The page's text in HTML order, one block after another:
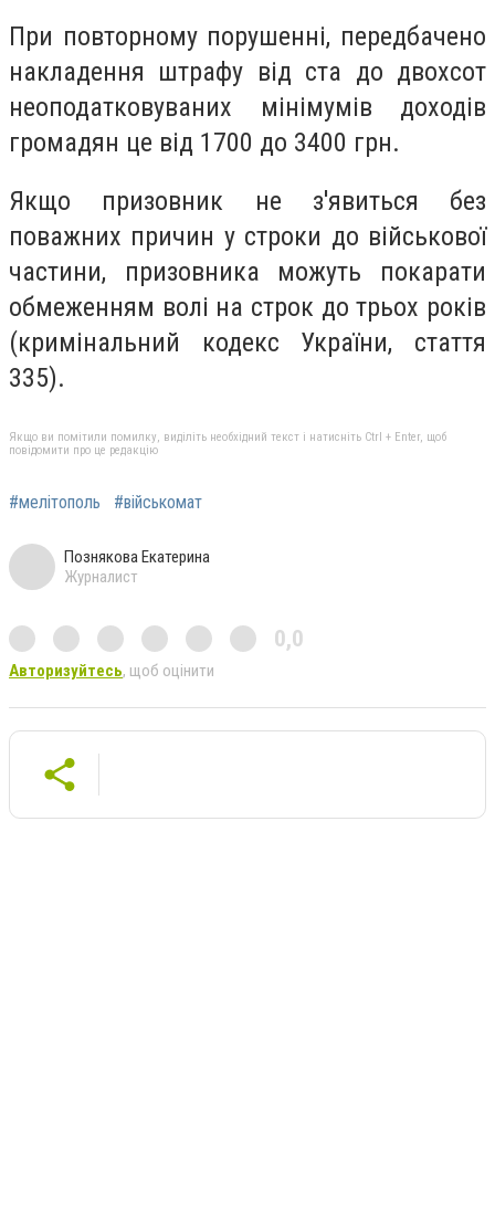
При повторному порушенні, передбачено
накладення штрафу від ста до двохсот
неоподатковуваних мінімумів доходів
громадян це від 1700 до 3400 грн.
Якщо призовник не з'явиться без
поважних причин у строки до військової
частини, призовника можуть покарати
обмеженням волі на строк до трьох років
(кримінальний кодекс України, стаття
335).
Якщо ви помітили помилку, виділіть необхідний текст і натисніть Ctrl + Enter, щоб
повідомити про це редакцію
#мелітополь #військомат
Познякова Екатерина
Журналист
0,0
Авторизуйтесь, щоб оцінити